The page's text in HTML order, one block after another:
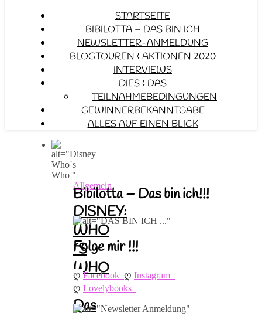
STARTSEITE
BIBILOTTA – DAS BIN ICH
NEWSLETTER-ANMELDUNG
BLOGTOUREN & AKTIONEN 2020
INTERVIEWS
DIES & DAS
TEILNAHMEBEDINGUNGEN
GEWINNERBEKANNTGABE
ALLES AUF EINEN BLICK
Allgemein
DISNEY:
WHO
´S
WHO
–
Das
Bibilotta – Das bin ich!!!
Folge mir !!!
ღ Facebook ღ Instagram
ღ Lovelybooks